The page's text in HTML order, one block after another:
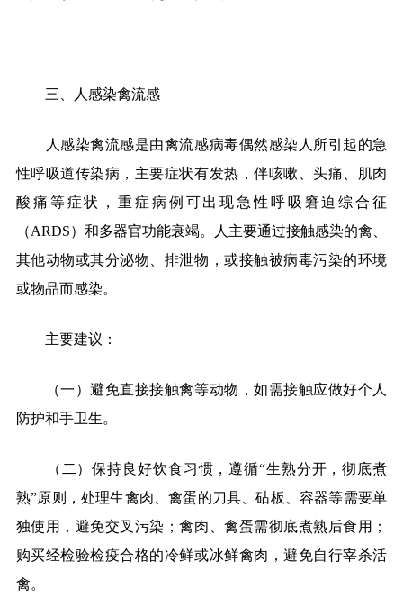
三、人感染禽流感
人感染禽流感是由禽流感病毒偶然感染人所引起的急
性呼吸道传染病，主要症状有发热，伴咳嗽、头痛、肌肉
酸痛等症状，重症病例可出现急性呼吸窘迫综合征
（ARDS）和多器官功能衰竭。人主要通过接触感染的禽、
其他动物或其分泌物、排泄物，或接触被病毒污染的环境
或物品而感染。
主要建议：
（一）避免直接接触禽等动物，如需接触应做好个人
防护和手卫生。
（二）保持良好饮食习惯，遵循“生熟分开，彻底煮
熟”原则，处理生禽肉、禽蛋的刀具、砧板、容器等需要单
独使用，避免交叉污染；禽肉、禽蛋需彻底煮熟后食用；
购买经检验检疫合格的冷鲜或冰鲜禽肉，避免自行宰杀活
禽。